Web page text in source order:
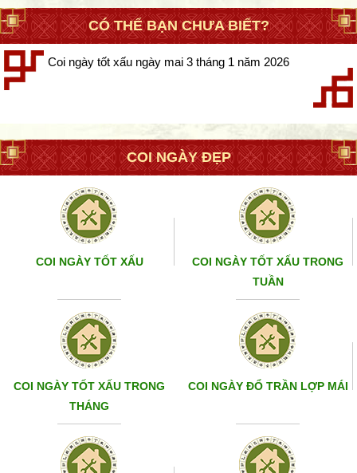
CÓ THỂ BẠN CHƯA BIẾT?
Coi ngày tốt xấu ngày mai 3 tháng 1 năm 2026
COI NGÀY ĐẸP
COI NGÀY TỐT XẤU
COI NGÀY TỐT XẤU TRONG
TUẦN
COI NGÀY TỐT XẤU TRONG
THÁNG
COI NGÀY ĐỔ TRẦN LỢP MÁI